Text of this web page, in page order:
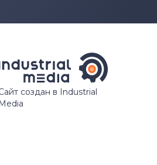
создан в Industrial
Media